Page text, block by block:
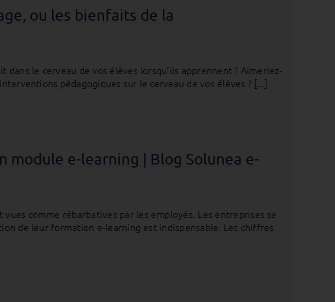
ou les bienfaits de la
dans le cerveau de vos élèves lorsqu’ils apprennent ? Aimeriez-
pédagogiques sur le cerveau de vos élèves ? [...]
module e-learning | Blog Solunea e-
comme rébarbatives par les employés. Les entreprises se
de leur formation e-learning est indispensable. Les chiffres